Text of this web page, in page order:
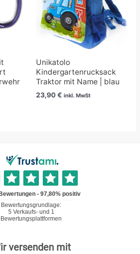
Unikatolo
Kindergartenrucksack
Traktor mit Name | blau
23,90 € inkl. MwSt
versenden mit